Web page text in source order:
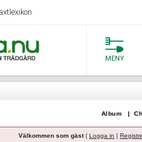
MENY
Album |
Välkommen som gäst( Logga in |